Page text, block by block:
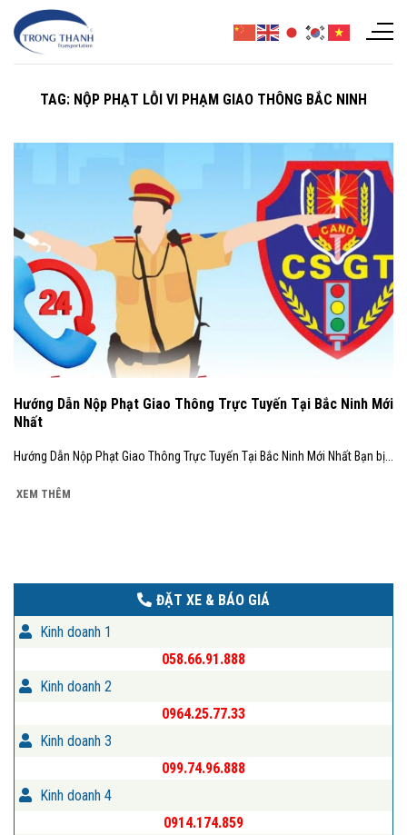
Chuyển
đến
TAG: NỘP PHẠT LỖI VI PHẠM GIAO THÔNG BẮC NINH
Hướng Dẫn Nộp Phạt Giao Thông Trực Tuyến Tại Bắc Ninh Mới
Nhất
Hướng Dẫn Nộp Phạt Giao Thông Trực Tuyến Tại Bắc Ninh Mới Nhất Bạn bị...
XEM THÊM
ĐẶT XE & BÁO GIÁ
Kinh doanh 1
058.66.91.888
Kinh doanh 2
0964.25.77.33
Kinh doanh 3
099.74.96.888
Kinh doanh 4
0914.174.859